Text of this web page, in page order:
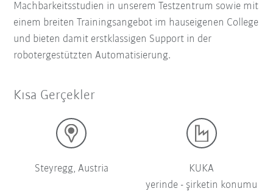
Machbarkeitsstudien in unserem Testzentrum sowie mit
einem breiten Trainingsangebot im hauseigenen College
und bieten damit erstklassigen Support in der
robotergestützten Automatisierung.
Kısa Gerçekler
Steyregg, Austria
KUKA
yerinde - şirketin konumu